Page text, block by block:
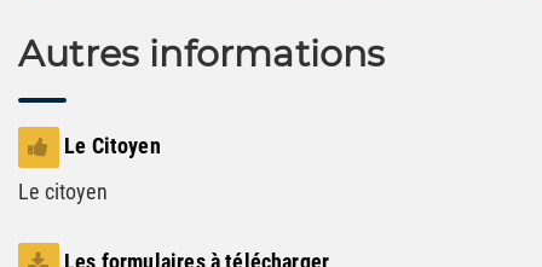
Autres informations
Le Citoyen
Le citoyen
Les formulaires à télécharger